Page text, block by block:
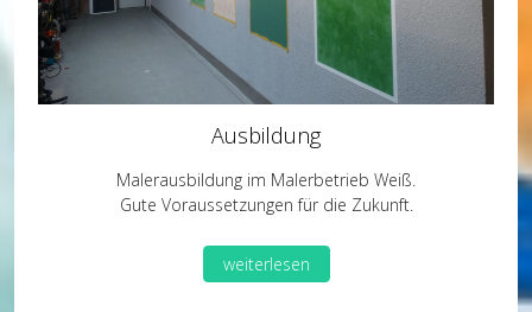
Ausbildung
Malerausbildung im Malerbetrieb Weiß.
Gute Voraussetzungen für die Zukunft.
weiterlesen